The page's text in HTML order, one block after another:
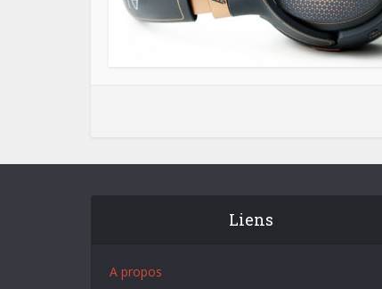
Liens
A propos